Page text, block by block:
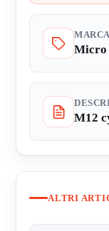
MARCA
Micro
M12
ALTRI